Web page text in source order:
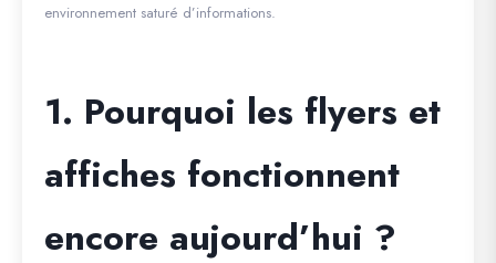
environnement saturé d’informations.
1. Pourquoi les flyers et
affiches fonctionnent
encore aujourd’hui ?